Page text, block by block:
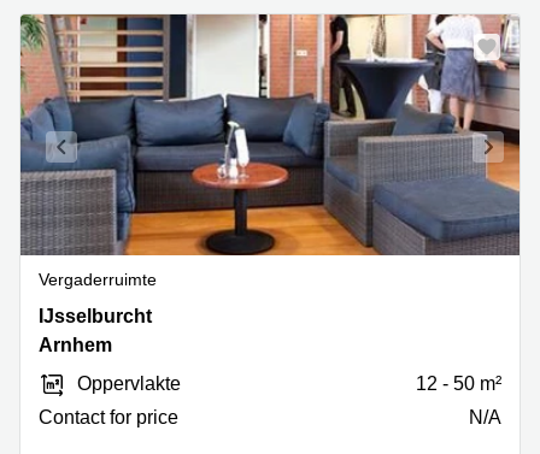
Vergaderruimte
IJsselburcht
3,
IJsselburcht
Arnhem
Oppervlakte
12 - 50 m²
Contact for price
N/A